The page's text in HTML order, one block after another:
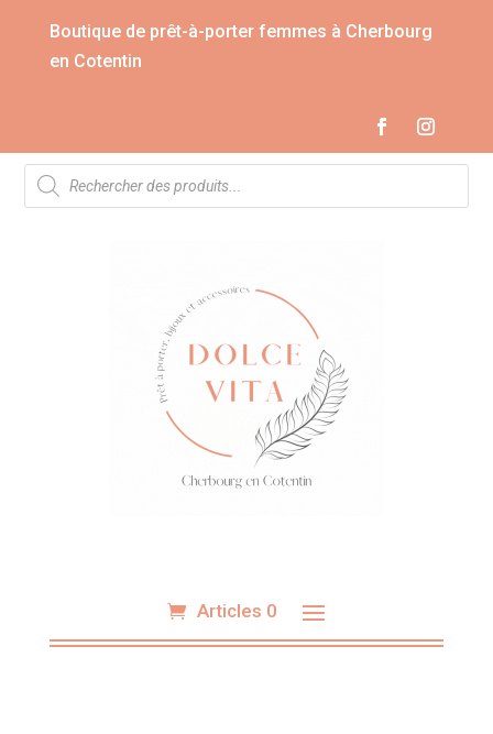
Boutique de prêt-à-porter femmes à Cherbourg
en Cotentin
Recherche
de
produits
Articles 0